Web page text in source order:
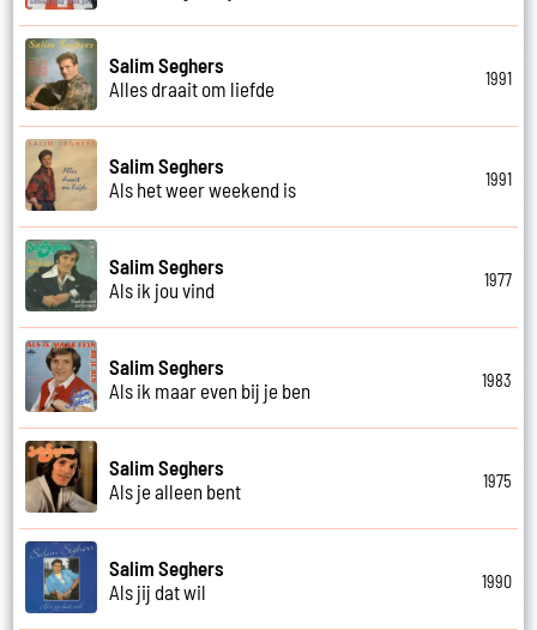
Salim Seghers
Alles draait om liefde
1991
Salim Seghers
Als het weer weekend is
1991
Salim Seghers
Als ik jou vind
1977
Salim Seghers
Als ik maar even bij je ben
1983
Salim Seghers
Als je alleen bent
1975
Salim Seghers
Als jij dat wil
1990